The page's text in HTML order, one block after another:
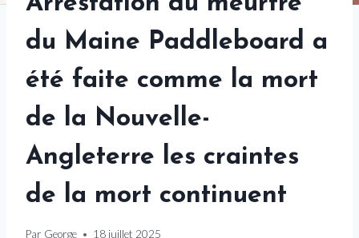
du Maine Paddleboard a
été faite comme la mort
de la Nouvelle-
Angleterre les craintes
de la mort continuent
Par George 18 juillet 2025